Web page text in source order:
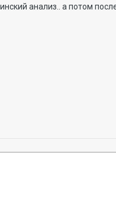
анализ.. а потом